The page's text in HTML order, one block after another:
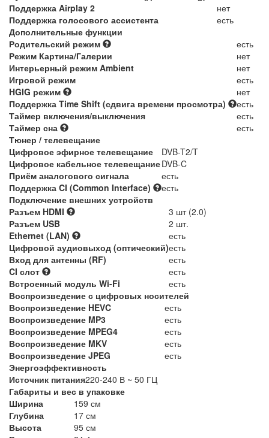
Поддержка Airplay 2
нет
Поддержка голосового ассистента
есть
Дополнительные функции
Родительский режим
есть
Режим Картина/Галерии
нет
Интерьерный режим Ambient
нет
Игровой режим
есть
HGIG режим
нет
Поддержка Time Shift (сдвига времени просмотра)
есть
Таймер включения/выключения
есть
Таймер сна
есть
Тюнер / телевещание
Цифровое эфирное телевещание
DVB-T2/T
Цифровое кабельное телевещаниеDVB-C
Приём аналогового сигнала
есть
Поддержка CI (Common Interface)
есть
Подключение внешних устройств
Разъем HDMI
3 шт (2.0)
Разъем USB
2 шт.
Ethernet (LAN)
есть
Цифровой аудиовыход (оптический)есть
Вход для антенны (RF)
есть
CI слот
есть
Встроенный модуль Wi-Fi
есть
Воспроизведение с цифровых носителей
Воспроизведение HEVC
есть
Воспроизведение MP3
есть
Воспроизведение MPEG4
есть
Воспроизведение MKV
есть
Воспроизведение JPEG
есть
Энергоэффективность
Источник питания220-240 В ~ 50 ГЦ
Габариты и вес в упаковке
Ширина
159 см
Глубина
17 см
Высота
95 см